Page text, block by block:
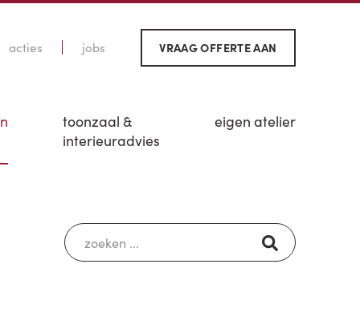
acties jobs VRAAG OFFERTE AAN
toonzaal &
interieuradvies
eigen atelier